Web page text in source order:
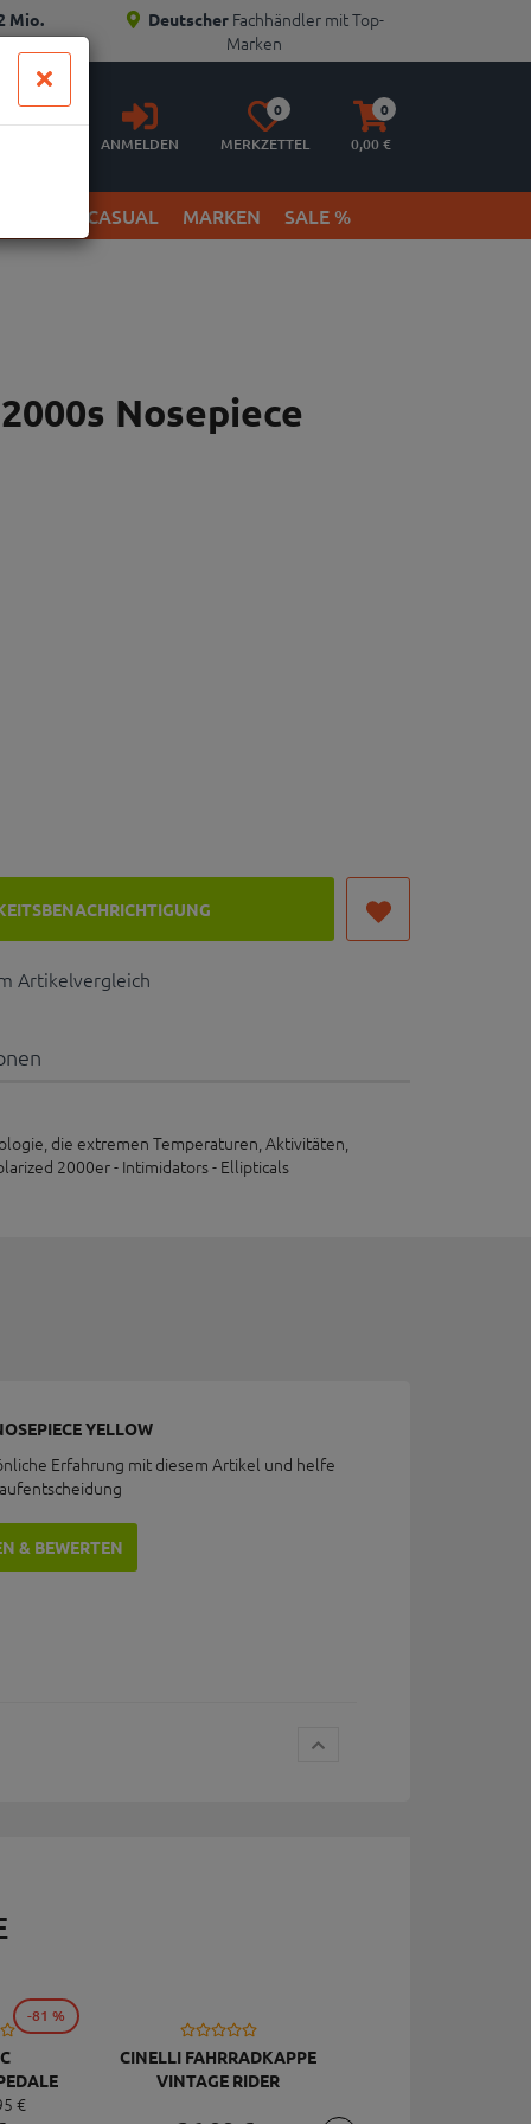
Mio. Deutscher Fachhändler mit Top-
Marken
Anmelden
ANMELDEN
Merkzettel
aufklappen
0
MERKZETTEL
Warenkorb
aufklappen
0
0,00 €
& CASUAL MARKEN SALE %
Nosepiece
Artikelvergleich
die extremen Temperaturen, Aktivitäten,
2000er - Intimidators - Ellipticals
YELLOW
Erfahrung mit diesem Artikel und helfe
& BEWERTEN
-81 %